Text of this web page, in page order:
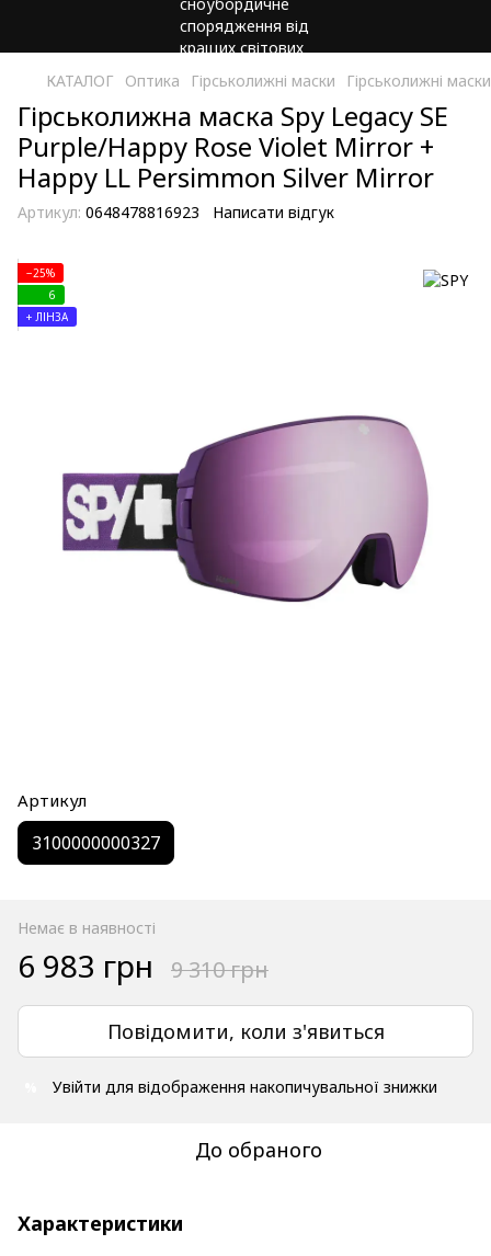
КАТАЛОГ Оптика Гірськолижні маски Гірськолижні
Гірськолижна маска Spy Legacy SE
Purple/Happy Rose Violet Mirror +
Happy LL Persimmon Silver Mirror
Артикул: 0648478816923 Написати відгук
−25%
6
+ ЛІНЗА
Артикул
3100000000327
Немає в наявності
6 983 грн 9 310 грн
Повідомити, коли з'явиться
Увійти для відображення накопичувальної знижки
До обраного
Характеристики